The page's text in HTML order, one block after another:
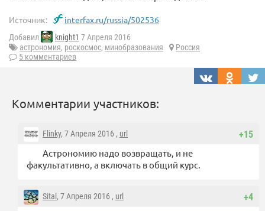
Источник: interfax.ru/russia/502536
Добавил knight1 7 Апреля 2016
астрономия, роскосмос, минобразования
Россия
5 комментариев
Комментарии участников:
+15
Flinky, 7 Апреля 2016 , url
Астрономию надо возвращать, и не
факультативно, а включать в общий курс.
+4
Sital , 7 Апреля 2016 , url